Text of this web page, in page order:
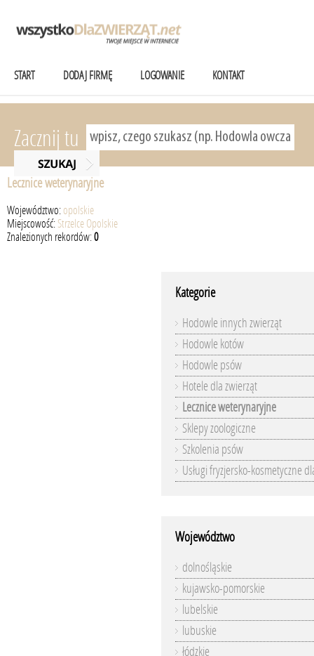
START DODAJ FIRMĘ LOGOWANIE KONTAKT
Zacznij tu
Lecznice weterynaryjne
Województwo: opolskie
Miejscowość: Strzelce Opolskie
Znalezionych rekordów:0
Kategorie
Hodowle innych zwierząt
Hodowle kotów
Hodowle psów
Hotele dla zwierząt
Lecznice weterynaryjne
Sklepy zoologiczne
Szkolenia psów
Usługi fryzjersko-kosmetyczne
Województwo
dolnośląskie
kujawsko-pomorskie
lubelskie
lubuskie
łódzkie